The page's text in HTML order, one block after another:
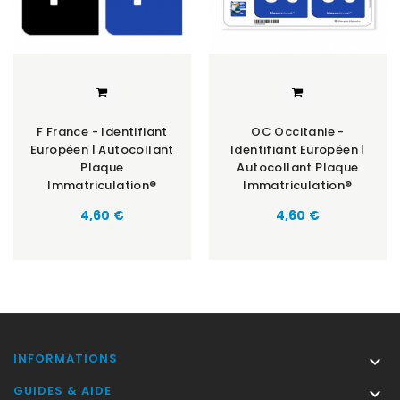
F France - Identifiant
Européen | Autocollant
Plaque
Immatriculation®
Prix
4,60 €
OC Occitanie -
Identifiant Européen |
Autocollant Plaque
Immatriculation®
Prix
4,60 €
INFORMATIONS 
GUIDES & AIDE 